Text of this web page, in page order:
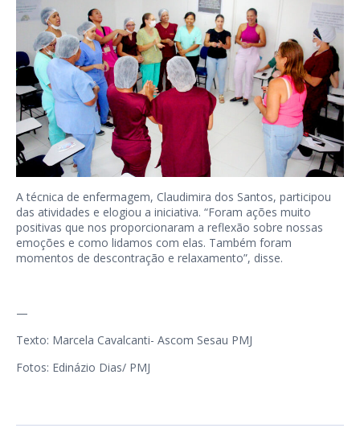
A técnica de enfermagem, Claudimira dos Santos, participou
das atividades e elogiou a iniciativa. “Foram ações muito
positivas que nos proporcionaram a reflexão sobre nossas
emoções e como lidamos com elas. Também foram
momentos de descontração e relaxamento”, disse.
—
Texto: Marcela Cavalcanti- Ascom Sesau PMJ
Fotos: Edinázio Dias/ PMJ